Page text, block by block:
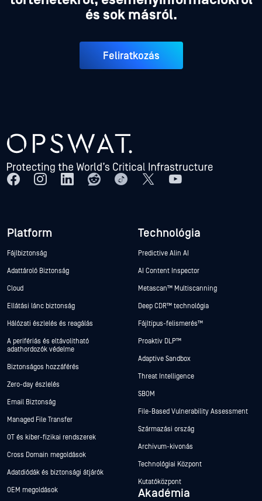
és sok másról.
Feliratkozás
Platform
Fájlbiztonság
Adattároló Biztonság
Cloud
Ellátási lánc biztonság
Hálózati észlelés és reagálás
A perifériás és eltávolítható
adathordozók védelme
Biztonságos hozzáférés
Zero-day észlelés
Email Biztonság
Managed File Transfer
OT és kiber-fizikai rendszerek
Cross Domain megoldások
Adatdiódák és biztonsági átjárók
OEM megoldások
Technológia
Predictive Alin AI
AI Content Inspector
Metascan™ Multiscanning
Deep CDR™ technológia
Fájltípus-felismerés™
Proaktív DLP™
Adaptive Sandbox
Threat Intelligence
SBOM
File-Based Vulnerability Assessment
Származási ország
Archívum-kivonás
Technológiai Központ
Kutatóközpont
Akadémia